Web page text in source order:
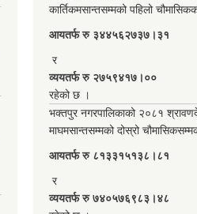
कार्तिकमसान्तसम्मको पहिलो
आयतर्फ रु‌ ३४४५६२७३७।३१
र
व्ययतर्फ रु २७५९४१७।००
रहेको छ ।
भक्तपुर नगरपालिकाको २०८१
माघमसान्तसम्मको दोस्रो
आयतर्फ रु‌ ८१३३१५१३८।८१
र
व्ययतर्फ रु ७४०५७६९८३।४८